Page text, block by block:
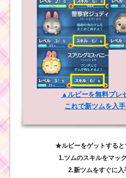
▲ルビーを無料プレ
これで新ツムを入
★ルビーをゲットする
1.ツムのスキルをマッ
2.新ツムをすぐに入